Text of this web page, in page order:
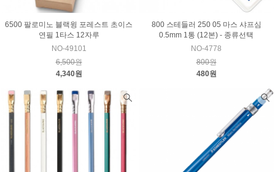
6500 팔로미노 블랙윙 포레스트 초이스
연필 1타스 12자루
NO-49101
6,500원
4,340원
800 스테들러 250 05 마스 샤프심
0.5mm 1통 (12본) - 종류선택
NO-4778
800원
480원